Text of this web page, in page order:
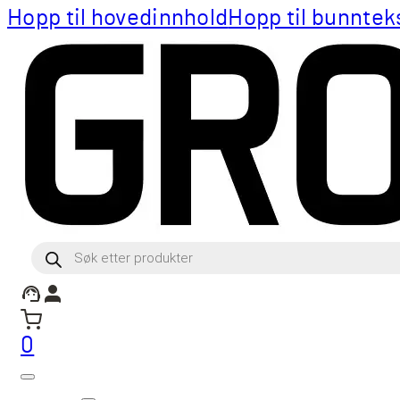
Hopp til hovedinnhold Hopp til
Products
search
0